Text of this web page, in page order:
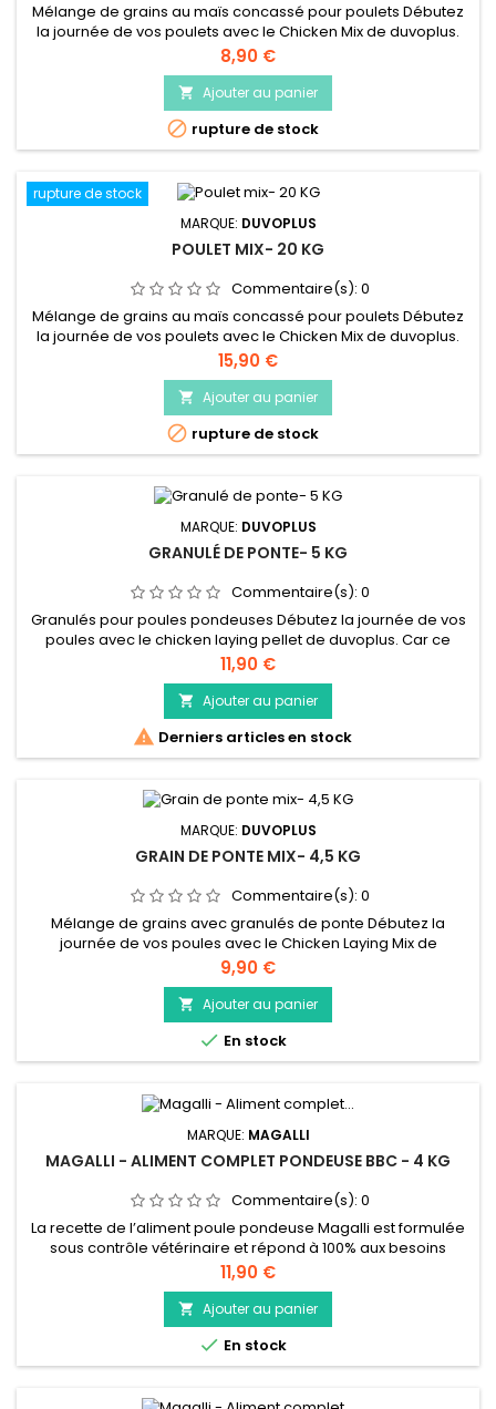
Mélange de grains au maïs concassé pour poulets Débutez
la journée de vos poulets avec le Chicken Mix de duvoplus.
Car ce mélange de grains à la fois délicieux et équilibré,
plein de graines, de céréales et de maïs concassé,
contribue à une vie heureuse. Un jardin plein de vie, voilà
l’objectif que nous poursuivons chez duvoplus !
Prix
8,90 €
 Ajouter au panier
 rupture de stock
rupture de stock
MARQUE: DUVOPLUS
POULET MIX- 20 KG
Commentaire(s): 0
Mélange de grains au maïs concassé pour poulets Débutez
la journée de vos poulets avec le Chicken Mix de duvoplus.
Car ce mélange de grains à la fois délicieux et équilibré,
plein de graines, de céréales et de maïs concassé,
contribue à une vie heureuse. Un jardin plein de vie, voilà
l’objectif que nous poursuivons chez duvoplus !
Prix
15,90 €
 Ajouter au panier
 rupture de stock
MARQUE: DUVOPLUS
GRANULÉ DE PONTE- 5 KG
Commentaire(s): 0
Granulés pour poules pondeuses Débutez la journée de vos
poules avec le chicken laying pellet de duvoplus. Car ce
granulé de ponte est plein de vitamines ainsi que de
minéraux, contribue à une ponte régulière. Un jardin plein de
vie et un panier plein d`œufs, voilà l`objectif que nous
poursuivons chez duvoplus !
Prix
11,90 €
 Ajouter au panier
 Derniers articles en stock
MARQUE: DUVOPLUS
GRAIN DE PONTE MIX- 4,5 KG
Commentaire(s): 0
Mélange de grains avec granulés de ponte Débutez la
journée de vos poules avec le Chicken Laying Mix de
duvoplus. Car un mélange de grains à la fois délicieux et
équilibré, enrichi de granulés de ponte et plein de vitamines
ainsi que de minéraux, contribue à une ponte régulière et à
une coquille d`œuf solide. Un jardin plein de vie et un panier
plein...
Prix
9,90 €
 Ajouter au panier
 En stock
MARQUE: MAGALLI
MAGALLI - ALIMENT COMPLET PONDEUSE BBC - 4 KG
Commentaire(s): 0
La recette de l’aliment poule pondeuse Magalli est formulée
sous contrôle vétérinaire et répond à 100% aux besoins
physiologiques de vos poules adultes préférées. Pour
apporter toujours plus de plaisir à nos petites gourmandes,
le muesli poule pondeuse Bleu-Blanc-Coeur est composé
d’ingrédients gourmands et de qualité, rigoureusement
sélectionnés par nos...
Prix
11,90 €
 Ajouter au panier
 En stock